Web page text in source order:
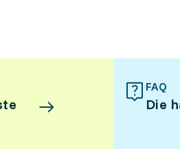
FAQ
Die